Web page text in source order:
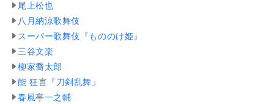
尾上松也
八月納涼歌舞伎
スーパー歌舞伎『もののけ姫』
三谷文楽
柳家喬太郎
能 狂言『刀剣乱舞』
春風亭一之輔